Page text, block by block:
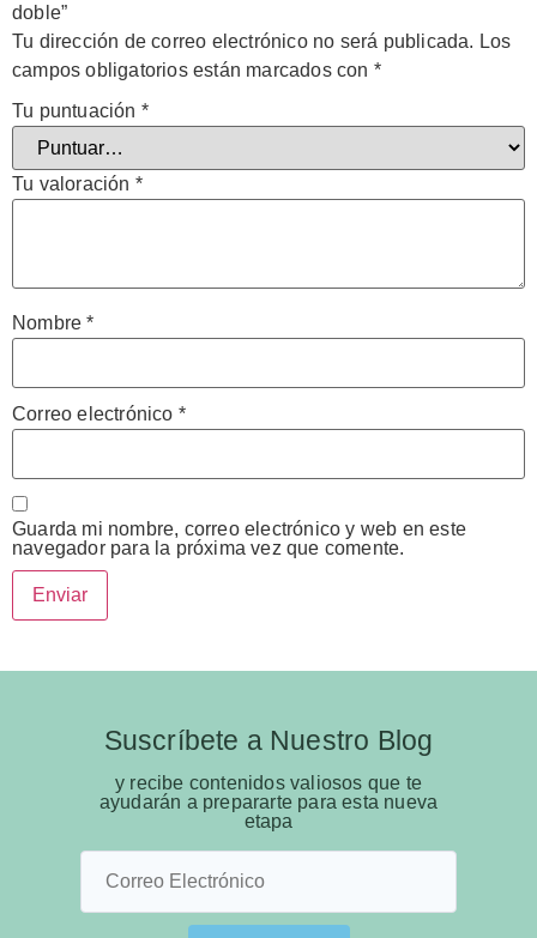
doble”
Tu dirección de correo electrónico no será publicada. Los
campos obligatorios están marcados con *
Tu puntuación *
Tu valoración *
Nombre*
Correo electrónico *
Guarda mi nombre, correo electrónico y web en este
navegador para la próxima vez que comente.
Suscríbete a Nuestro Blog
y recibe contenidos valiosos que te
ayudarán a prepararte para esta nueva
etapa